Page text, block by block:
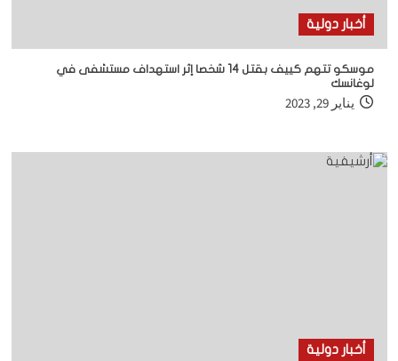
أخبار دولية
موسكو تتهم كييف بقتل 14 شخصا إثر استهداف مستشفى في
لوغانسك
يناير 29, 2023
أخبار دولية